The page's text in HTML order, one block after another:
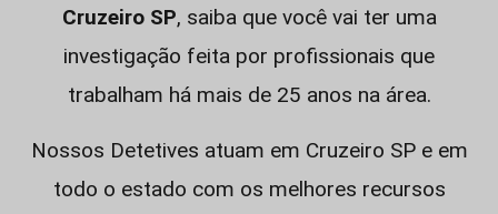
Cruzeiro SP, saiba que você vai ter uma
investigação feita por profissionais que
trabalham há mais de 25 anos na área.
Nossos Detetives atuam em Cruzeiro SP e em
todo o estado com os melhores recursos